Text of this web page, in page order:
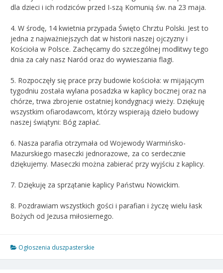
dla dzieci i ich rodziców przed I-szą Komunią św. na 23 maja.
4. W środę, 14 kwietnia przypada Święto Chrztu Polski. Jest to
jedna z najważniejszych dat w historii naszej ojczyzny i
Kościoła w Polsce. Zachęcamy do szczególnej modlitwy tego
dnia za cały nasz Naród oraz do wywieszania flagi.
5. Rozpoczęły się prace przy budowie kościoła: w mijającym
tygodniu została wylana posadzka w kaplicy bocznej oraz na
chórze, trwa zbrojenie ostatniej kondygnacji wieży. Dziękuję
wszystkim ofiarodawcom, którzy wspierają dzieło budowy
naszej świątyni: Bóg zapłać.
6. Nasza parafia otrzymała od Wojewody Warmińsko-
Mazurskiego maseczki jednorazowe, za co serdecznie
dziękujemy. Maseczki można zabierać przy wyjściu z kaplicy.
7. Dziękuję za sprzątanie kaplicy Państwu Nowickim.
8. Pozdrawiam wszystkich gości i parafian i życzę wielu łask
Bożych od Jezusa miłosiernego.
Ogłoszenia duszpasterskie